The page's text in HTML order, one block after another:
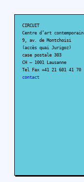
CIRCUIT
Centre d’art contemporain
9, av. de Montchoisi
(accès quai Jurigoz)
case postale 303
CH – 1001 Lausanne
Tel Fax +41 21 601 41 70
contact